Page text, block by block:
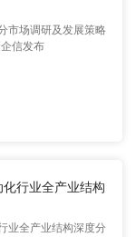
市场调研及发展策略
信发布
行业全产业结构
业全产业结构深度分